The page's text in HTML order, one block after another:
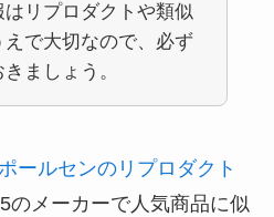
はリプロダクトや類似
で大切なので、必ず
ましょう。
ールセンのリプロダクト
のメーカーで人気商品に似